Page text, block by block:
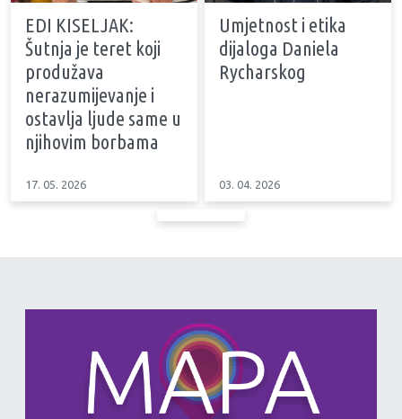
EDI KISELJAK:
Šutnja je teret koji
produžava
nerazumijevanje i
ostavlja ljude same u
njihovim borbama
17. 05. 2026
Umjetnost i etika
dijaloga Daniela
Rycharskog
03. 04. 2026